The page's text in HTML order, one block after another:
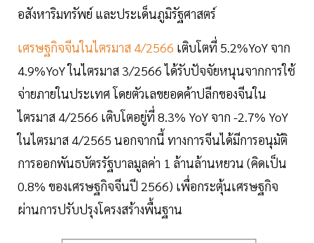
อสังหาริมทรัพย์ และประเด็นภูมิรัฐศาสตร์
เศรษฐกิจจีนในไตรมาส 4/2566 เติบโตที่ 5.2%YoY จาก
4.9%YoY ในไตรมาส 3/2566 ได้รับปัจจัยหนุนจากการใช้
จ่ายภายในประเทศ โดยตัวเลขยอดค้าปลีกของจีนใน
ไตรมาส 4/2566 เติบโตอยู่ที่ 8.3% YoY จาก -2.7% YoY
ในไตรมาส 4/2565 นอกจากนี้ ทางการจีนได้มีการอนุมัติ
การออกพันธบัตรรัฐบาลมูลค่า 1 ล้านล้านหยวน (คิดเป็น
0.8% ของเศรษฐกิจจีนปี 2566) เพื่อกระตุ้นเศรษฐกิจ
ผ่านการปรับปรุงโครงสร้างพื้นฐาน